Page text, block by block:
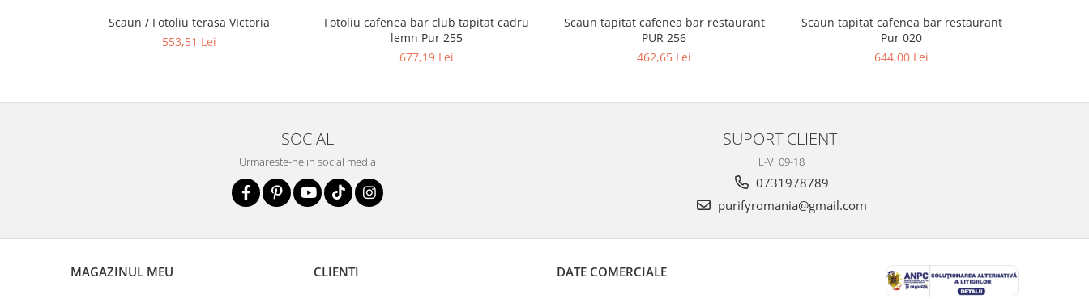
Scaun / Fotoliu terasa VIctoria
553,51 Lei
Fotoliu cafenea bar club tapitat cadru
lemn Pur 255
677,19 Lei
Scaun tapitat cafenea bar restaurant
PUR 256
462,65 Lei
Scaun tapitat cafenea bar restaurant
Pur 020
644,00 Lei
SOCIAL
Urmareste-ne in social media
SUPORT CLIENTI
L-V: 09-18
0731978789
purifyromania@gmail.com
MAGAZINUL MEU CLIENTI DATE COMERCIALE